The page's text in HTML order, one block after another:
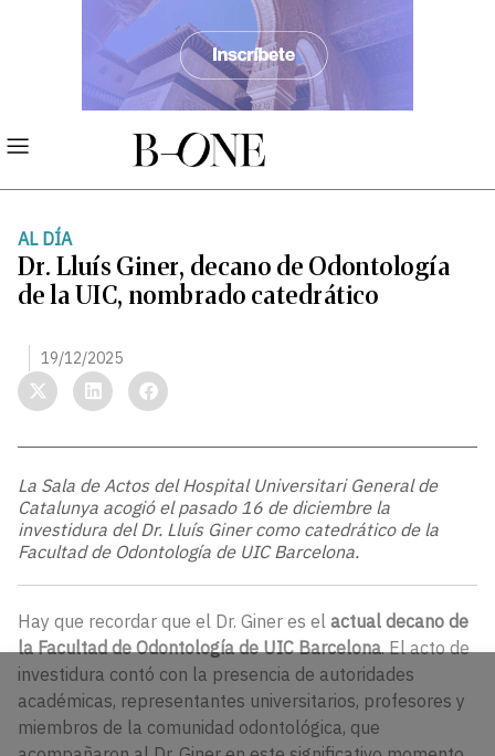
AL DÍA
Dr. Lluís Giner, decano de Odontología
de la UIC, nombrado catedrático
19/12/2025
La Sala de Actos del Hospital Universitari General de
Catalunya acogió el pasado 16 de diciembre la
investidura del Dr. Lluís Giner como catedrático de la
Facultad de Odontología de UIC Barcelona.
Hay que recordar que el Dr. Giner es el actual decano de
la Facultad de Odontología de UIC Barcelona. El acto de
investidura contó con la presencia de autoridades
académicas, representantes universitarios, profesores y
miembros de la comunidad odontológica, que